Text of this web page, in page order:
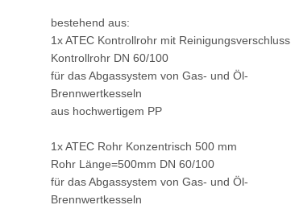
bestehend aus:
1x ATEC Kontrollrohr mit Reinigungsverschluss
Kontrollrohr DN 60/100
für das Abgassystem von Gas- und Öl-
Brennwertkesseln
aus hochwertigem PP
1x ATEC Rohr Konzentrisch 500 mm
Rohr Länge=500mm DN 60/100
für das Abgassystem von Gas- und Öl-
Brennwertkesseln